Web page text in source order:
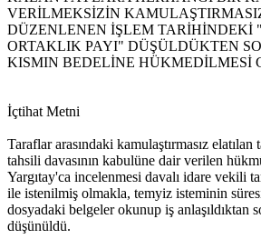
VERİLMEKSİZİN
DÜZENLENEN İŞLEM TARİHİNDEKİ
ORTAKLIK PAYI" DÜŞÜLDÜKTEN
KISMIN BEDELİNE HÜKMEDİLMESİ
İçtihat Metni
Taraflar arasındaki kamulaştırmasız elatılan
tahsili davasının kabulüne dair verilen
Yargıtay'ca incelenmesi davalı idare vekili
ile istenilmiş olmakla, temyiz isteminin
dosyadaki belgeler okunup iş anlaşıldıktan
düşünüldü.